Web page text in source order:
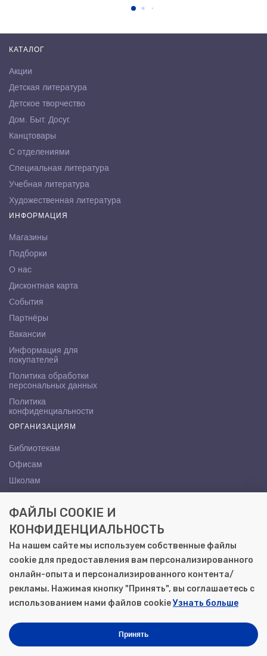
КАТАЛОГ
Акции
Детская литература
Детское творчество
Дом. Быт. Досуг.
Канцтовары
С отделениями
Специальная литература
Учебная литература
Художественная литература
ИНФОРМАЦИЯ
Магазины
Подборки
О нас
Дисконтная карта
События
Партнёры
Вакансии
Информация для
покупателей
Политика обработки
персональных данных
Политика
конфиденциальности
ОРГАНИЗАЦИЯМ
Библиотекам
Офисам
Школам
КОНТАКТЫ
Саратов, ул. Осипова, 10А
+7 (8452) 72-65-65
gemera@moya-kniga.ru
Моя книга | Сеть книжных магазинов в Саратове
ФАЙЛЫ COOKIE И
КОНФИДЕНЦИАЛЬНОСТЬ
На нашем сайте мы используем собственные файлы
cookie для предоставления вам персонализированного
онлайн-опыта и персонализированного контента/
рекламы. Нажимая кнопку "Принять", вы соглашаетесь с
использованием нами файлов cookieУзнать больше
Принять